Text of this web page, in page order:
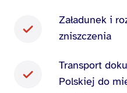
Załadunek i
zniszczenia
Transport
Polskiej do